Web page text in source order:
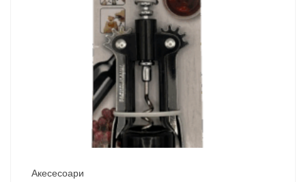
Акесесоари